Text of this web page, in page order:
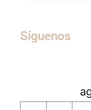
Síguenos